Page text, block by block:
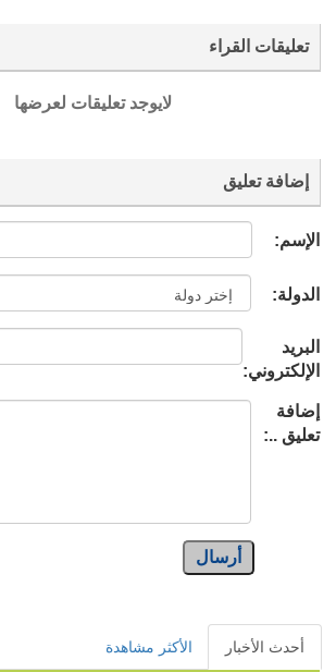
تعليقات القراء
لايوجد تعليقات لعرضها
إضافة تعليق
الإسم:
الدولة:
البريد
الإلكتروني:
إضافة
تعليق ..:
أرسال
أحدث الأخبار الأكثر مشاهدة